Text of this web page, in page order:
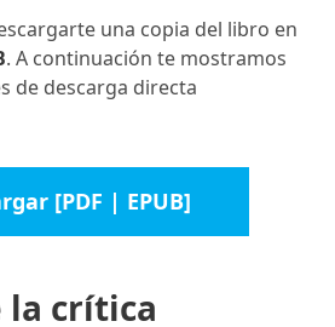
una copia del libro en
. A continuación te mostramos
de descarga directa
[PDF | EPUB]
la crítica